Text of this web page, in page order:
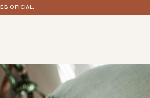
OFICIAL.